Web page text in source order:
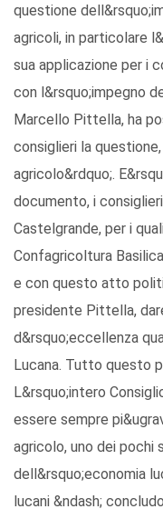
questione
agricoli, in particolare
sua applicazione per i
con l&rsquo;impegno
Marcello Pittella, ha
consiglieri la
agricolo&rdquo;.
documento, i
Castelgrande, per i
Confagricoltura
e con questo atto
presidente Pittella,
d&rsquo;eccellenza
Lucana. Tutto questo
L&rsquo;intero
essere sempre
agricolo, uno dei
dell&rsquo;economia
lucani &ndash;